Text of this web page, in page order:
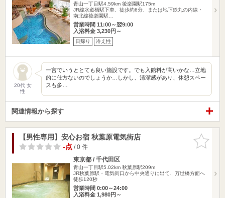
青山一丁目駅4.59km 後楽園駅175m
JR線水道橋駅下車、徒歩約6分、または地下鉄丸の内線・
南北線後楽園駅…
営業時間 11:00～翌9:00
入浴料金 3,230円～
日帰り 冷え性
20代 女
性
一言でいうととても良い施設です。でも入館料が高いかな…立地
的に仕方ないのでしょうか…しかし、清潔感があり、休憩スペー
スも多…
関連情報から探す
お気に入
りに追加
【男性専用】安心お宿 秋葉原電気街店
-点/ 0 件
東京都 / 千代田区
青山一丁目駅5.02km 秋葉原駅209m
JR秋葉原駅・電気街口から中央通りに出て、万世橋方面へ
徒歩120秒
営業時間 0:00～24:00
入浴料金 1,980円～